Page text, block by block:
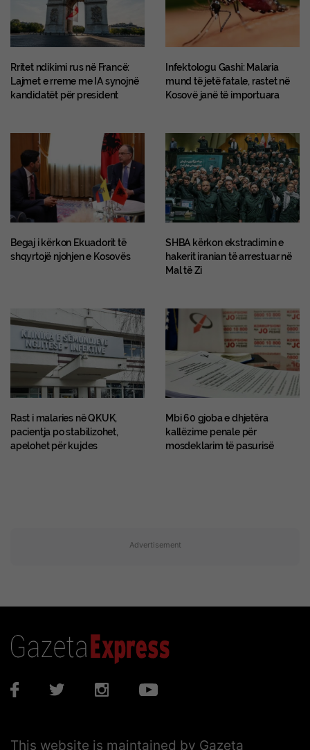
Rritet ndikimi rus në Francë:
Lajmet e rreme me IA synojnë
kandidatët për president
​Infektologu Gashi: Malaria
mund të jetë fatale, rastet në
Kosovë janë të importuara
Begaj i kërkon Ekuadorit të
shqyrtojë njohjen e Kosovës
SHBA kërkon ekstradimin e
hakerit iranian të arrestuar në
Mal të Zi
Rast i malaries në QKUK,
pacientja po stabilizohet,
apelohet për kujdes
Mbi 60 gjoba e dhjetëra
kallëzime penale për
mosdeklarim të pasurisë
Advertisement
This website is maintained by Gazeta